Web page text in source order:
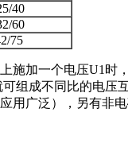
40
60
75
加一个电压U1
组成不同比的电
广泛），另有非电